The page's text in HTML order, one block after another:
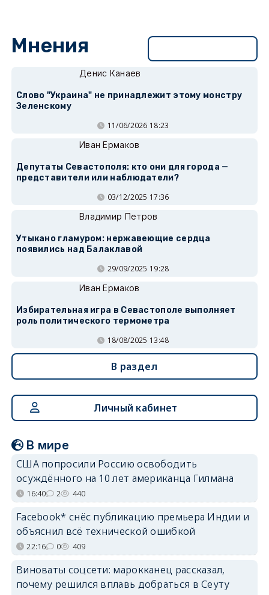
Мнения
Денис Канаев
Слово "Украина" не принадлежит этому монстру
Зеленскому
11/06/2026 18:23
Иван Ермаков
Депутаты Севастополя: кто они для города —
представители или наблюдатели?
03/12/2025 17:36
Владимир Петров
Утыкано гламуром: нержавеющие сердца
появились над Балаклавой
29/09/2025 19:28
Иван Ермаков
Избирательная игра в Севастополе выполняет
роль политического термометра
18/08/2025 13:48
В раздел
Личный кабинет
В мире
США попросили Россию освободить
осуждённого на 10 лет американца Гилмана
16:40 2 440
Facebook* снёс публикацию премьера Индии и
объяснил всё технической ошибкой
22:16 0 409
Виноваты соцсети: марокканец рассказал,
почему решился вплавь добраться в Сеуту